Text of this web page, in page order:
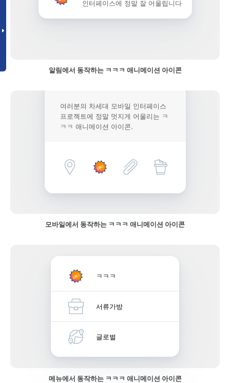
인터페이스에 정말 잘 어울립니다
알림에서 동작하는 ㅋㅋㅋ 애니메이션 아이콘
여러분의 차세대 모바일 인터페이스
프로젝트에 정말 멋지게 어울리는 ㅋ
ㅋㅋ 애니메이션 아이콘.
모바일에서 동작하는 ㅋㅋㅋ 애니메이션 아이콘
ㅋㅋㅋ
서류가방
글로벌
메뉴에서 동작하는 ㅋㅋㅋ 애니메이션 아이콘